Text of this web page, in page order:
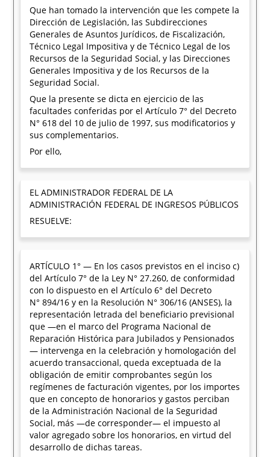
Que han tomado la intervención que les compete la
Dirección de Legislación, las Subdirecciones
Generales de Asuntos Jurídicos, de Fiscalización,
Técnico Legal Impositiva y de Técnico Legal de los
Recursos de la Seguridad Social, y las Direcciones
Generales Impositiva y de los Recursos de la
Seguridad Social.
Que la presente se dicta en ejercicio de las
facultades conferidas por el Artículo 7° del Decreto
N° 618 del 10 de julio de 1997, sus modificatorios y
sus complementarios.
Por ello,
EL ADMINISTRADOR FEDERAL DE LA
ADMINISTRACIÓN FEDERAL DE INGRESOS PÚBLICOS
RESUELVE:
ARTÍCULO 1° — En los casos previstos en el inciso c)
del Artículo 7° de la Ley N° 27.260, de conformidad
con lo dispuesto en el Artículo 6° del Decreto
N° 894/16 y en la Resolución N° 306/16 (ANSES), la
representación letrada del beneficiario previsional
que —en el marco del Programa Nacional de
Reparación Histórica para Jubilados y Pensionados
— intervenga en la celebración y homologación del
acuerdo transaccional, queda exceptuada de la
obligación de emitir comprobantes según los
regímenes de facturación vigentes, por los importes
que en concepto de honorarios y gastos perciban
de la Administración Nacional de la Seguridad
Social, más —de corresponder— el impuesto al
valor agregado sobre los honorarios, en virtud del
desarrollo de dichas tareas.